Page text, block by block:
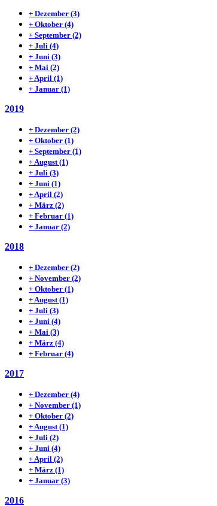
+ Dezember (3)
+ Oktober (4)
+ September (2)
+ Juli (4)
+ Juni (3)
+ Mai (2)
+ April (1)
+ Januar (1)
2019
+ Dezember (2)
+ Oktober (1)
+ September (1)
+ August (1)
+ Juli (3)
+ Juni (1)
+ April (2)
+ März (2)
+ Februar (1)
+ Januar (2)
2018
+ Dezember (2)
+ November (2)
+ Oktober (1)
+ August (1)
+ Juli (3)
+ Juni (4)
+ Mai (3)
+ März (4)
+ Februar (4)
2017
+ Dezember (4)
+ November (1)
+ Oktober (2)
+ August (1)
+ Juli (2)
+ Juni (4)
+ April (2)
+ März (1)
+ Januar (3)
2016